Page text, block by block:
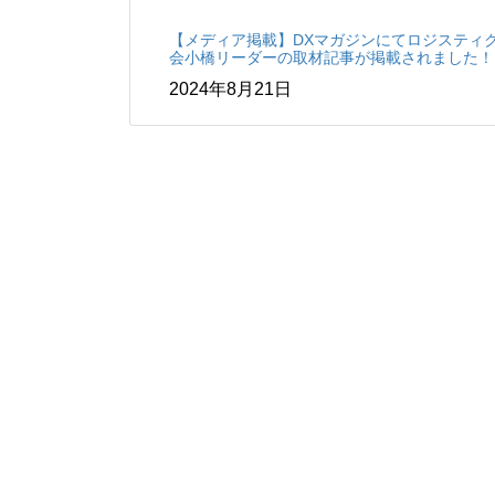
【メディア掲載】DXマガジンにてロジスティ
会小橋リーダーの取材記事が掲載されました！
2024年8月21日